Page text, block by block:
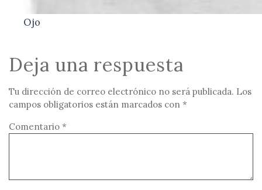
Ojo
Deja una respuesta
Tu dirección de correo electrónico no será publicada. Los
campos obligatorios están marcados con *
Comentario *